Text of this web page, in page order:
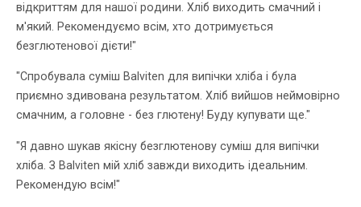
відкриттям для нашої родини. Хліб виходить смачний і
м'який. Рекомендуємо всім, хто дотримується
безглютенової дієти!"
"Спробувала суміш Balviten для випічки хліба і була
приємно здивована результатом. Хліб вийшов неймовірно
смачним, а головне - без глютену! Буду купувати ще."
"Я давно шукав якісну безглютенову суміш для випічки
хліба. З Balviten мій хліб завжди виходить ідеальним.
Рекомендую всім!"